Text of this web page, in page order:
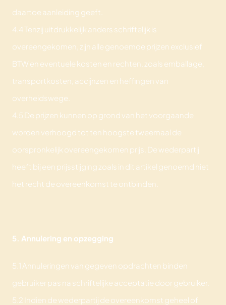
daartoe aanleiding geeft.
4.4 Tenzij uitdrukkelijk anders schriftelijk is
overeengekomen, zijn alle genoemde prijzen exclusief
BTW en eventuele kosten en rechten, zoals emballage,
transportkosten, accijnzen en heffingen van
overheidswege.
4.5 De prijzen kunnen op grond van het voorgaande
worden verhoogd tot ten hoogste tweemaal de
oorspronkelijk overeengekomen prijs. De wederpartij
heeft bij een prijsstijging zoals in dit artikel genoemd niet
het recht de overeenkomst te ontbinden.
5. Annulering en opzegging
5.1 Annuleringen van gegeven opdrachten binden
gebruiker pas na schriftelijke acceptatie door gebruiker.
5.2 Indien de wederpartij de overeenkomst geheel of